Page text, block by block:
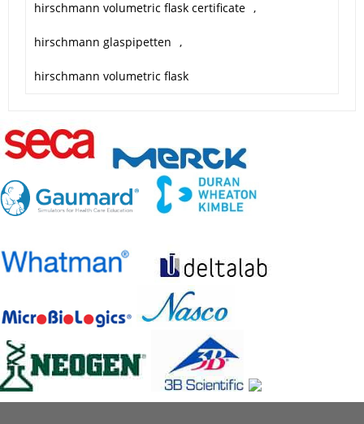
hirschmann volumetric flask certificate ,
hirschmann glaspipetten ,
hirschmann volumetric flask